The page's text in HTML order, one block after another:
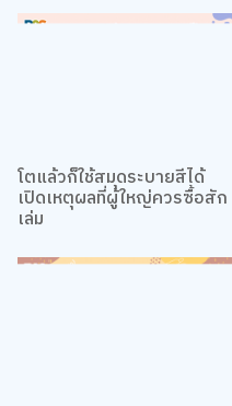
โตแล้วก็ใช้สมุดระบายสีได้
เปิดเหตุผลที่ผู้ใหญ่ควรซื้อสัก
เล่ม